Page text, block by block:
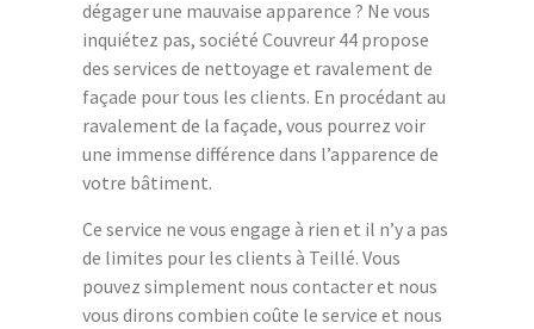
dégager une mauvaise apparence ? Ne vous
inquiétez pas, société Couvreur 44 propose
des services de nettoyage et ravalement de
façade pour tous les clients. En procédant au
ravalement de la façade, vous pourrez voir
une immense différence dans l’apparence de
votre bâtiment.
Ce service ne vous engage à rien et il n’y a pas
de limites pour les clients à Teillé. Vous
pouvez simplement nous contacter et nous
vous dirons combien coûte le service et nous